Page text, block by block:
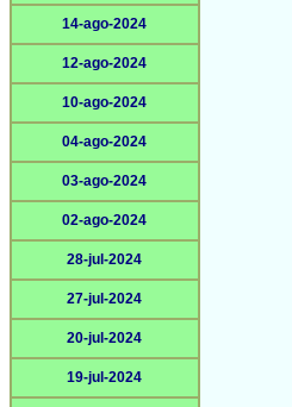
14-ago-2024
12-ago-2024
10-ago-2024
04-ago-2024
03-ago-2024
02-ago-2024
28-jul-2024
27-jul-2024
20-jul-2024
19-jul-2024